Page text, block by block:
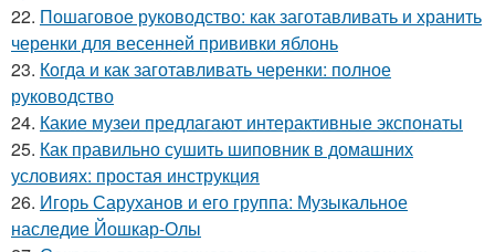
22. Пошаговое руководство: как заготавливать и хранить
черенки для весенней прививки яблонь
23. Когда и как заготавливать черенки: полное
руководство
24. Какие музеи предлагают интерактивные экспонаты
25. Как правильно сушить шиповник в домашних
условиях: простая инструкция
26. Игорь Саруханов и его группа: Музыкальное
наследие Йошкар-Олы